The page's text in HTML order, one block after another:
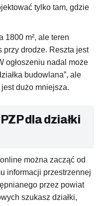
tylko tam, gdzie
1800 m², ale teren
przy drodze. Reszta jest
ogłoszeniu nadal może
budowlana”, ale
dużo mniejsza.
dla działki
można zacząć od
informacji przestrzennej
przez powiat
szukasz działki,